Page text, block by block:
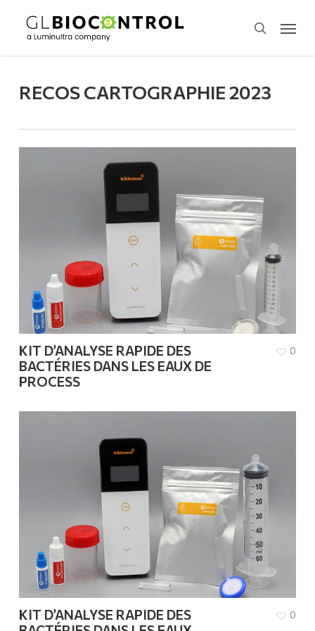
search
Menu
RECOS CARTOGRAPHIE 2023
KIT D’ANALYSE RAPIDE DES
BACTÉRIES DANS LES EAUX DE
PROCESS
0
KIT D’ANALYSE RAPIDE DES
0